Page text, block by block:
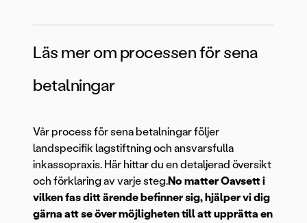
Läs mer om processen för sena
betalningar
Vår process för sena betalningar följer
landspecifik lagstiftning och ansvarsfulla
inkassopraxis. Här hittar du en detaljerad översikt
och förklaring av varje steg.No matterOavsett i
vilken fas ditt ärende befinner sig, hjälper vi dig
gärna att se över möjligheten till att upprätta en